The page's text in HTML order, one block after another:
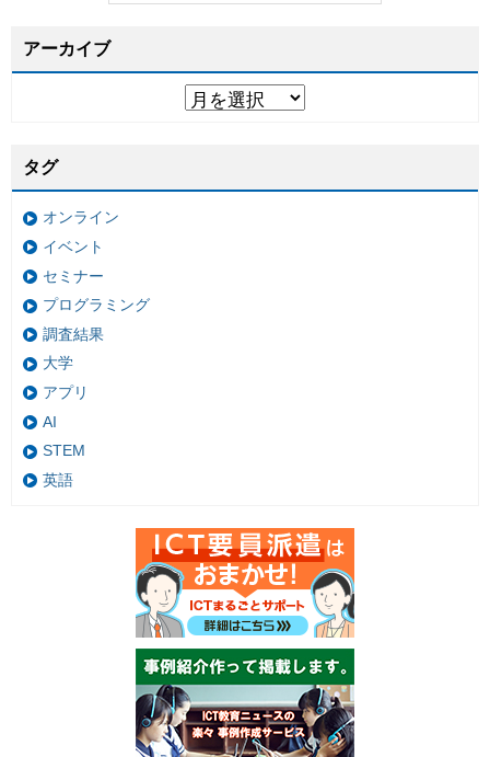
アーカイブ
タグ
オンライン
イベント
セミナー
プログラミング
調査結果
大学
アプリ
AI
STEM
英語